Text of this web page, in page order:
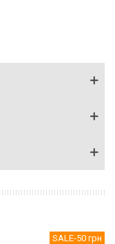
SALE-50 грн